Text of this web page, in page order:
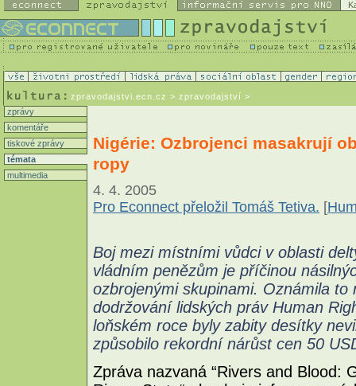
zpravodajstvi.ecn.cz > zpravodajství >
zprávy
komentáře
tiskové zprávy
témata
multimedia
Nigérie: Ozbrojenci masakrují
ropy
4. 4. 2005
Pro Econnect přeložil Tomáš Tetiva. [
Boj mezi místními vůdci v oblasti
vládním penězům je příčinou
ozbrojenými skupinami. Oznámila
dodržování lidských práv Human
loňském roce byly zabity desítky
způsobilo rekordní nárůst cen 50
Zpráva nazvaná “Rivers and Blood: